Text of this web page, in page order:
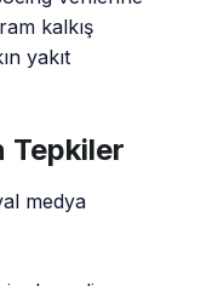
kalkış
yakıt
Tepkiler
medya